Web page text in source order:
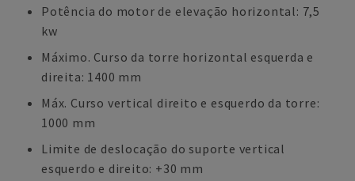
Potência do motor de elevação horizontal: 7,5
kw
Máximo. Curso da torre horizontal esquerda e
direita: 1400 mm
Máx. Curso vertical direito e esquerdo da torre:
1000 mm
Limite de deslocação do suporte vertical
esquerdo e direito: +30 mm